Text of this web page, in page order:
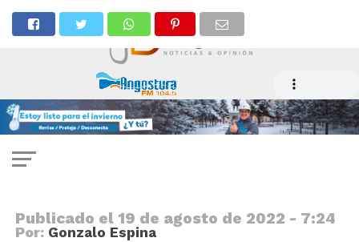
NOTICIAS
Incautan máquinas de juego
desde casino ilegal
Publicado el 19 de agosto de 2022 - 7:24
Por: Gonzalo Espina